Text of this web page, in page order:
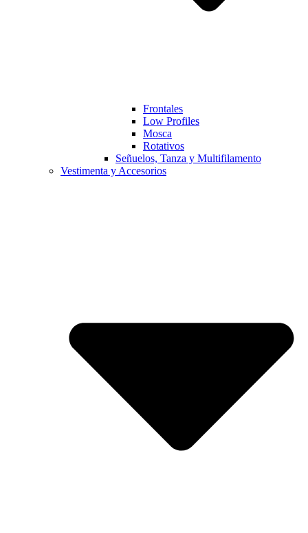
Frontales
Low Profiles
Mosca
Rotativos
Señuelos, Tanza y Multifilamento
Vestimenta y Accesorios